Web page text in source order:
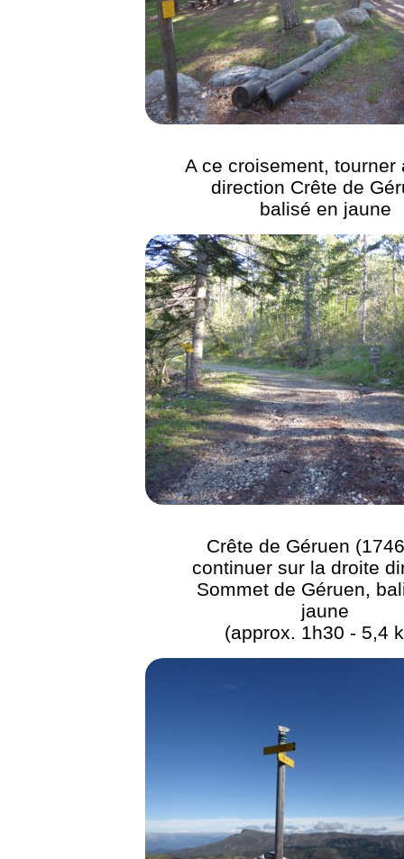
A ce croisement, tourner
direction Crête de
balisé en jaune
Crête de Géruen
continuer sur la droite
Sommet de Géruen,
jaune
(approx. 1h30 - 5,4